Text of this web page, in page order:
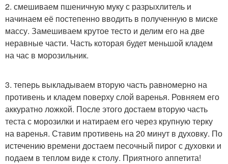
2. смешиваем пшеничную муку с разрыхлитель и
начинаем её постепенно вводить в полученную в миске
массу. Замешиваем крутое тесто и делим его на две
неравные части. Часть которая будет меньшой кладем
на час в морозильник.
3. теперь выкладываем вторую часть равномерно на
противень и кладем поверху слой варенья. Ровняем его
аккуратно ложкой. После этого достаем вторую часть
теста с морозилки и натираем его через крупную терку
на варенья. Ставим противень на 20 минут в духовку. По
истечению времени достаем песочный пирог с духовки и
подаем в теплом виде к столу. Приятного аппетита!